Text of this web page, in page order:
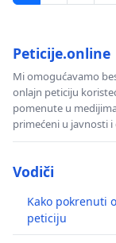
Peticije.online
Mi omogućavamo
onlajn peticiju
pomenute u
primećeni u javnosti
Vodiči
Kako pokrenuti
peticiju